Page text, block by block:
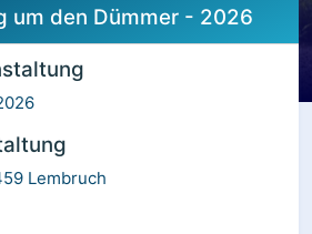
um den Dümmer - 2026
Lembruch